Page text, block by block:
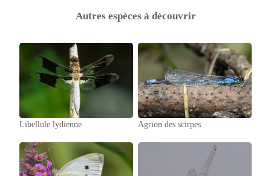
Autres espèces à découvrir
Libellule lydienne Agrion des scirpes